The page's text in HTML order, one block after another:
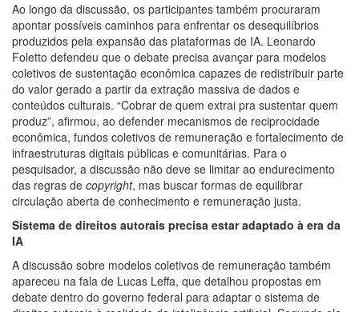
Ao longo da discussão, os participantes também procuraram
apontar possíveis caminhos para enfrentar os desequilíbrios
produzidos pela expansão das plataformas de IA. Leonardo
Foletto defendeu que o debate precisa avançar para modelos
coletivos de sustentação econômica capazes de redistribuir parte
do valor gerado a partir da extração massiva de dados e
conteúdos culturais. “Cobrar de quem extrai pra sustentar quem
produz”, afirmou, ao defender mecanismos de reciprocidade
econômica, fundos coletivos de remuneração e fortalecimento de
infraestruturas digitais públicas e comunitárias. Para o
pesquisador, a discussão não deve se limitar ao endurecimento
das regras de copyright, mas buscar formas de equilibrar
circulação aberta de conhecimento e remuneração justa.
Sistema de direitos autorais precisa estar adaptado à era da
IA
A discussão sobre modelos coletivos de remuneração também
apareceu na fala de Lucas Leffa, que detalhou propostas em
debate dentro do governo federal para adaptar o sistema de